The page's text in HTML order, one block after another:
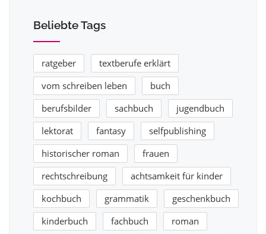
Beliebte Tags
ratgeber
textberufe erklärt
vom schreiben leben
buch
berufsbilder
sachbuch
jugendbuch
lektorat
fantasy
selfpublishing
historischer roman
frauen
rechtschreibung
achtsamkeit für kinder
kochbuch
grammatik
geschenkbuch
kinderbuch
fachbuch
roman